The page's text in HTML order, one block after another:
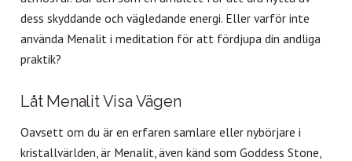
dess skyddande och vägledande energi. Eller varför inte
använda Menalit i meditation för att fördjupa din andliga
praktik?
Låt Menalit Visa Vägen
Oavsett om du är en erfaren samlare eller nybörjare i
kristallvärlden, är Menalit, även känd som Goddess Stone,